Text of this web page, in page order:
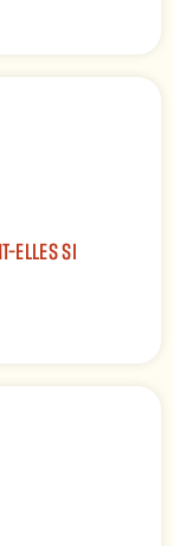
ELLES SI